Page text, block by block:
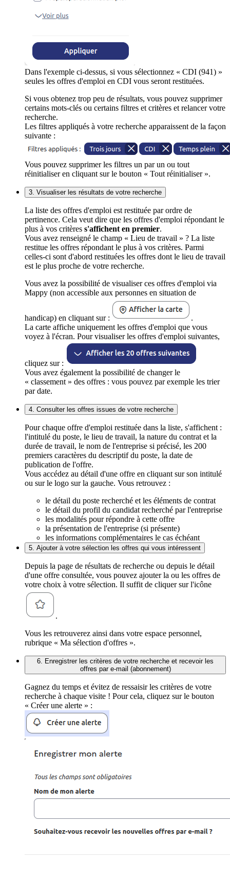
Dans l'exemple ci-dessus, si vous sélectionnez « CDI (941) »
seules les offres d'emploi en CDI vous seront restituées.
Si vous obtenez trop peu de résultats, vous pouvez supprimer
certains mots-clés ou certains filtres et critères et relancer votre
recherche.
Les filtres appliqués à votre recherche apparaissent de la façon
suivante :
Vous pouvez supprimer les filtres un par un ou tout
réinitialiser en cliquant sur le bouton « Tout réinitialiser ».
3. Visualiser les résultats de votre recherche
La liste des offres d'emploi est restituée par ordre de
pertinence. Cela veut dire que les offres d'emploi répondant le
plus à vos critères s'affichent en premier.
Vous avez renseigné le champ « Lieu de travail » ? La liste
restitue les offres répondant le plus à vos critères. Parmi
celles-ci sont d'abord restituées les offres dont le lieu de travail
est le plus proche de votre recherche.
Vous avez la possibilité de visualiser ces offres d'emploi via
Mappy (non accessible aux personnes en situation de
handicap) en cliquant sur :
.
La carte affiche uniquement les offres d'emploi que vous
voyez à l'écran. Pour visualiser les offres d'emploi suivantes,
cliquez sur :
Vous avez également la possibilité de changer le
« classement » des offres : vous pouvez par exemple les trier
par date.
4. Consulter les offres issues de votre recherche
Pour chaque offre d'emploi restituée dans la liste, s'affichent :
l'intitulé du poste, le lieu de travail, la nature du contrat et la
durée de travail, le nom de l'entreprise si précisé, les 200
premiers caractères du descriptif du poste, la date de
publication de l'offre.
Vous accédez au détail d'une offre en cliquant sur son intitulé
ou sur le logo sur la gauche. Vous retrouvez :
le détail du poste recherché et les éléments de contrat
le détail du profil du candidat recherché par l'entreprise
les modalités pour répondre à cette offre
la présentation de l'entreprise (si présente)
les informations complémentaires le cas échéant
5. Ajouter à votre sélection les offres qui vous intéressent
Depuis la page de résultats de recherche ou depuis le détail
d'une offre consultée, vous pouvez ajouter la ou les offres de
votre choix à votre sélection. Il suffit de cliquer sur l'icône
.
Vous les retrouverez ainsi dans votre espace personnel,
rubrique « Ma sélection d'offres ».
6. Enregistrer les critères de votre recherche et recevoir les
offres par e-mail (abonnement)
Gagnez du temps et évitez de ressaisir les critères de votre
recherche à chaque visite ! Pour cela, cliquez sur le bouton
« Créer une alerte » :